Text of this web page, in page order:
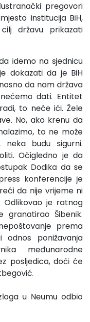
pregovori
institucija BiH,
državu prikazati
idemo na sjednicu
dokazati da je BiH
da nam država
dati. Entitet
to neće ići. Žele
No, ako krenu da
to ne može
budu sigurni.
Očigledno je da
Dodika da se
konferencije je
da nije vrijeme ni
Odlikovao je ratnog
granatirao Šibenik.
prema
odnos ponižavanja
međunarodne
posljedica, doći će
u Neumu odbio